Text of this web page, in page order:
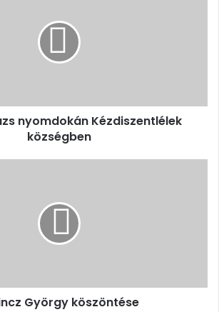
nyomdokán Kézdiszentlélek
községben
György köszöntése